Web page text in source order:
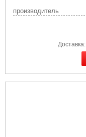
производитель
Доставка: